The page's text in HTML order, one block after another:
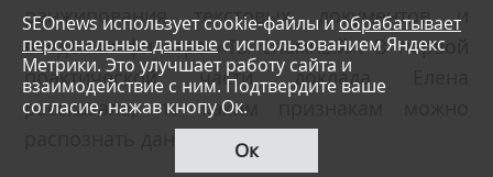
ранжирования текстовых документов и
введении фильтра «Ты спамный». В первой
практической части доклада Елена
рассказала, по каким признакам можно
распознать данный фильтр:
SEOnews использует cookie-файлы и обрабатывает
персональные данныес использованием Яндекс
Метрики. Это улучшает работу сайта и
взаимодействие с ним. Подтвердите ваше
согласие, нажав кнопу Ок.
Ок